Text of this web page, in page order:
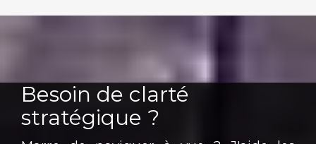
Besoin de clarté
stratégique ?